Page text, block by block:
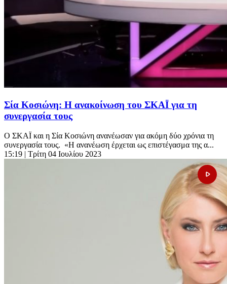
Σία Κοσιώνη: Η ανακοίνωση του ΣΚΑΪ για τη
συνεργασία τους
Ο ΣΚΑΪ και η Σία Κοσιώνη ανανέωσαν για ακόμη δύο χρόνια τη
συνεργασία τους. «Η ανανέωση έρχεται ως επιστέγασμα της α...
15:19 | Τρίτη 04 Ιουλίου 2023